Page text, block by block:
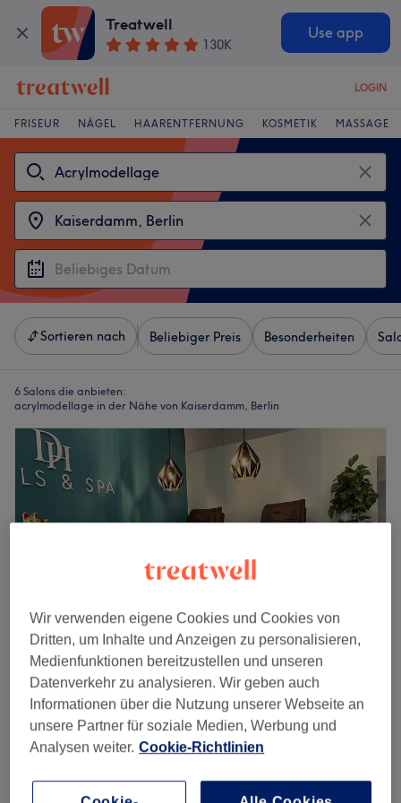
Treatwell
130K
Use app
LOGIN
FRISEUR NÄGEL HAARENTFERNUNG KOSMETIK MASSAGE
Sortieren nach Beliebiger Preis Besonderheiten
6 Salons die anbieten:
acrylmodellage in der Nähe von Kaiserdamm, Berlin
DH Nails and Spa
4,7
666 Bewertungen
Klausenerkiez, Berlin
Auf Karte anzeigen
Nagelmodellage mit Acryl auffüllen
Wir verwenden eigene Cookies und Cookies von
Dritten, um Inhalte und Anzeigen zu personalisieren,
Medienfunktionen bereitzustellen und unseren
Datenverkehr zu analysieren. Wir geben auch
Informationen über die Nutzung unserer Webseite an
unsere Partner für soziale Medien, Werbung und
Analysen weiter. Cookie-Richtlinien